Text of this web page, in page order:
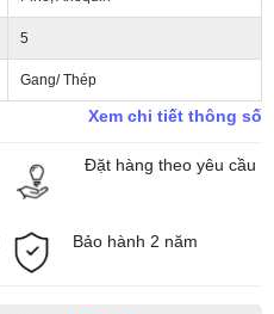
5
Gang/ Thép
Xem chi tiết thông số
Đặt hàng theo yêu cầu
Bảo hành 2 năm